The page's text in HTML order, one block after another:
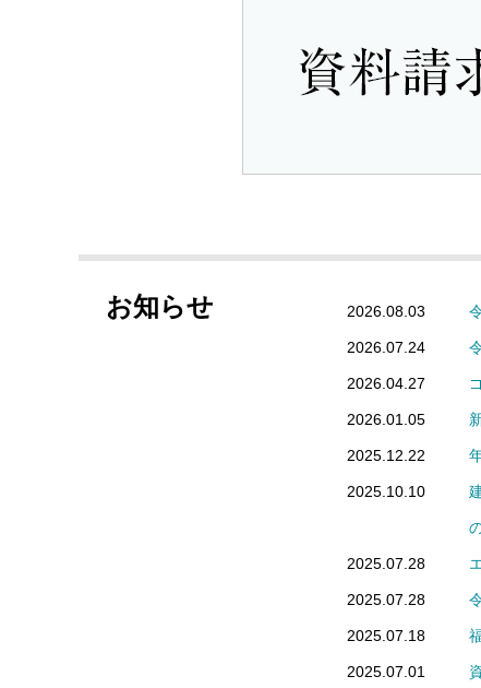
お知らせ 2026.08.03
2026.07.24
2026.04.27
2026.01.05
2025.12.22
2025.10.10
2025.07.28
2025.07.28
2025.07.18
2025.07.01